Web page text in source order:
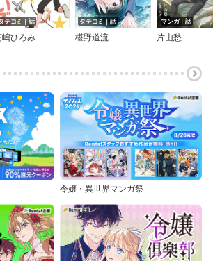
テコミ｜話
嶋ひろみ
タテコミ｜話
椹野道流
マンガ｜話
片山愁
令嬢・異世界マンガ祭